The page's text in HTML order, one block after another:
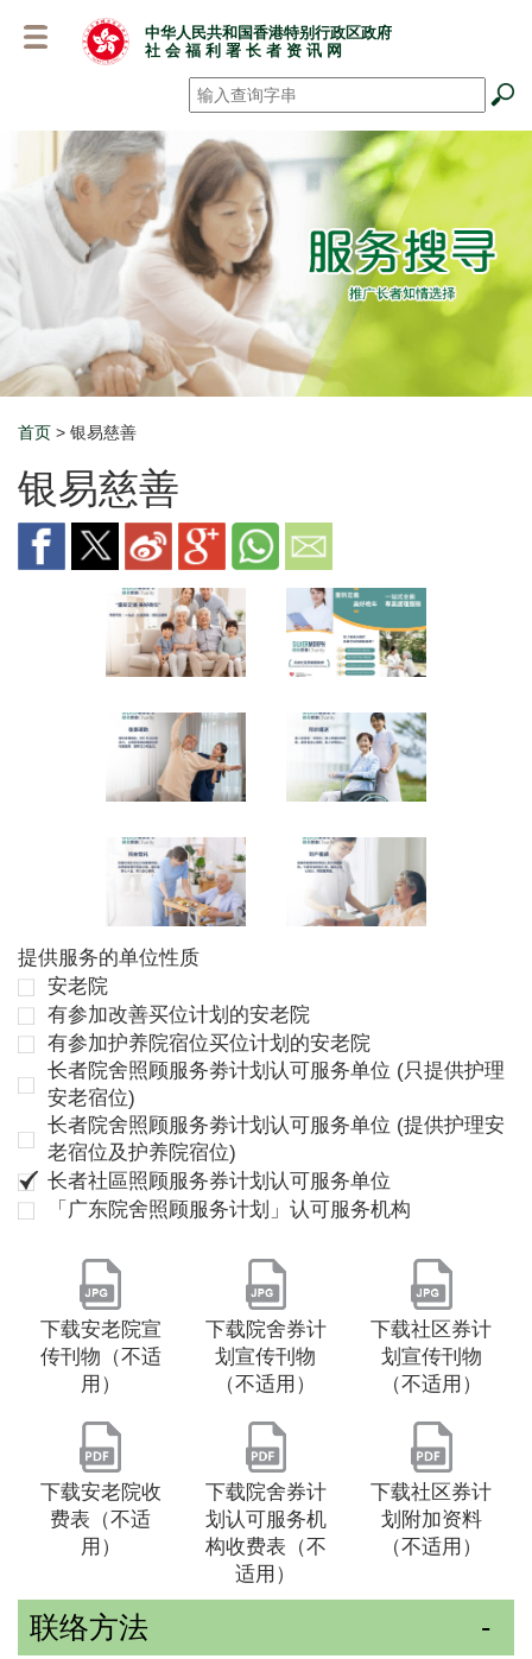
中华人民共和国香港特别行政区政府
社 会 福 利 署 长 者 资 讯 网
搜寻 *
Breadcrumb
首页 > 银易慈善
银易慈善
提供服务的单位性质
安老院
有参加改善买位计划的安老院
有参加护养院宿位买位计划的安老院
长者院舍照顾服务劵计划认可服务单位 (只提供护理
安老宿位)
长者院舍照顾服务劵计划认可服务单位 (提供护理安
老宿位及护养院宿位)
长者社區照顾服务券计划认可服务单位
「广东院舍照顾服务计划」认可服务机构
下载安老院宣
传刊物（不适
用）
下载院舍券计
划宣传刊物
（不适用）
下载社区券计
划宣传刊物
（不适用）
下载安老院收
费表（不适
用）
下载院舍券计
划认可服务机
构收费表（不
适用）
下载社区券计
划附加资料
（不适用）
联络方法